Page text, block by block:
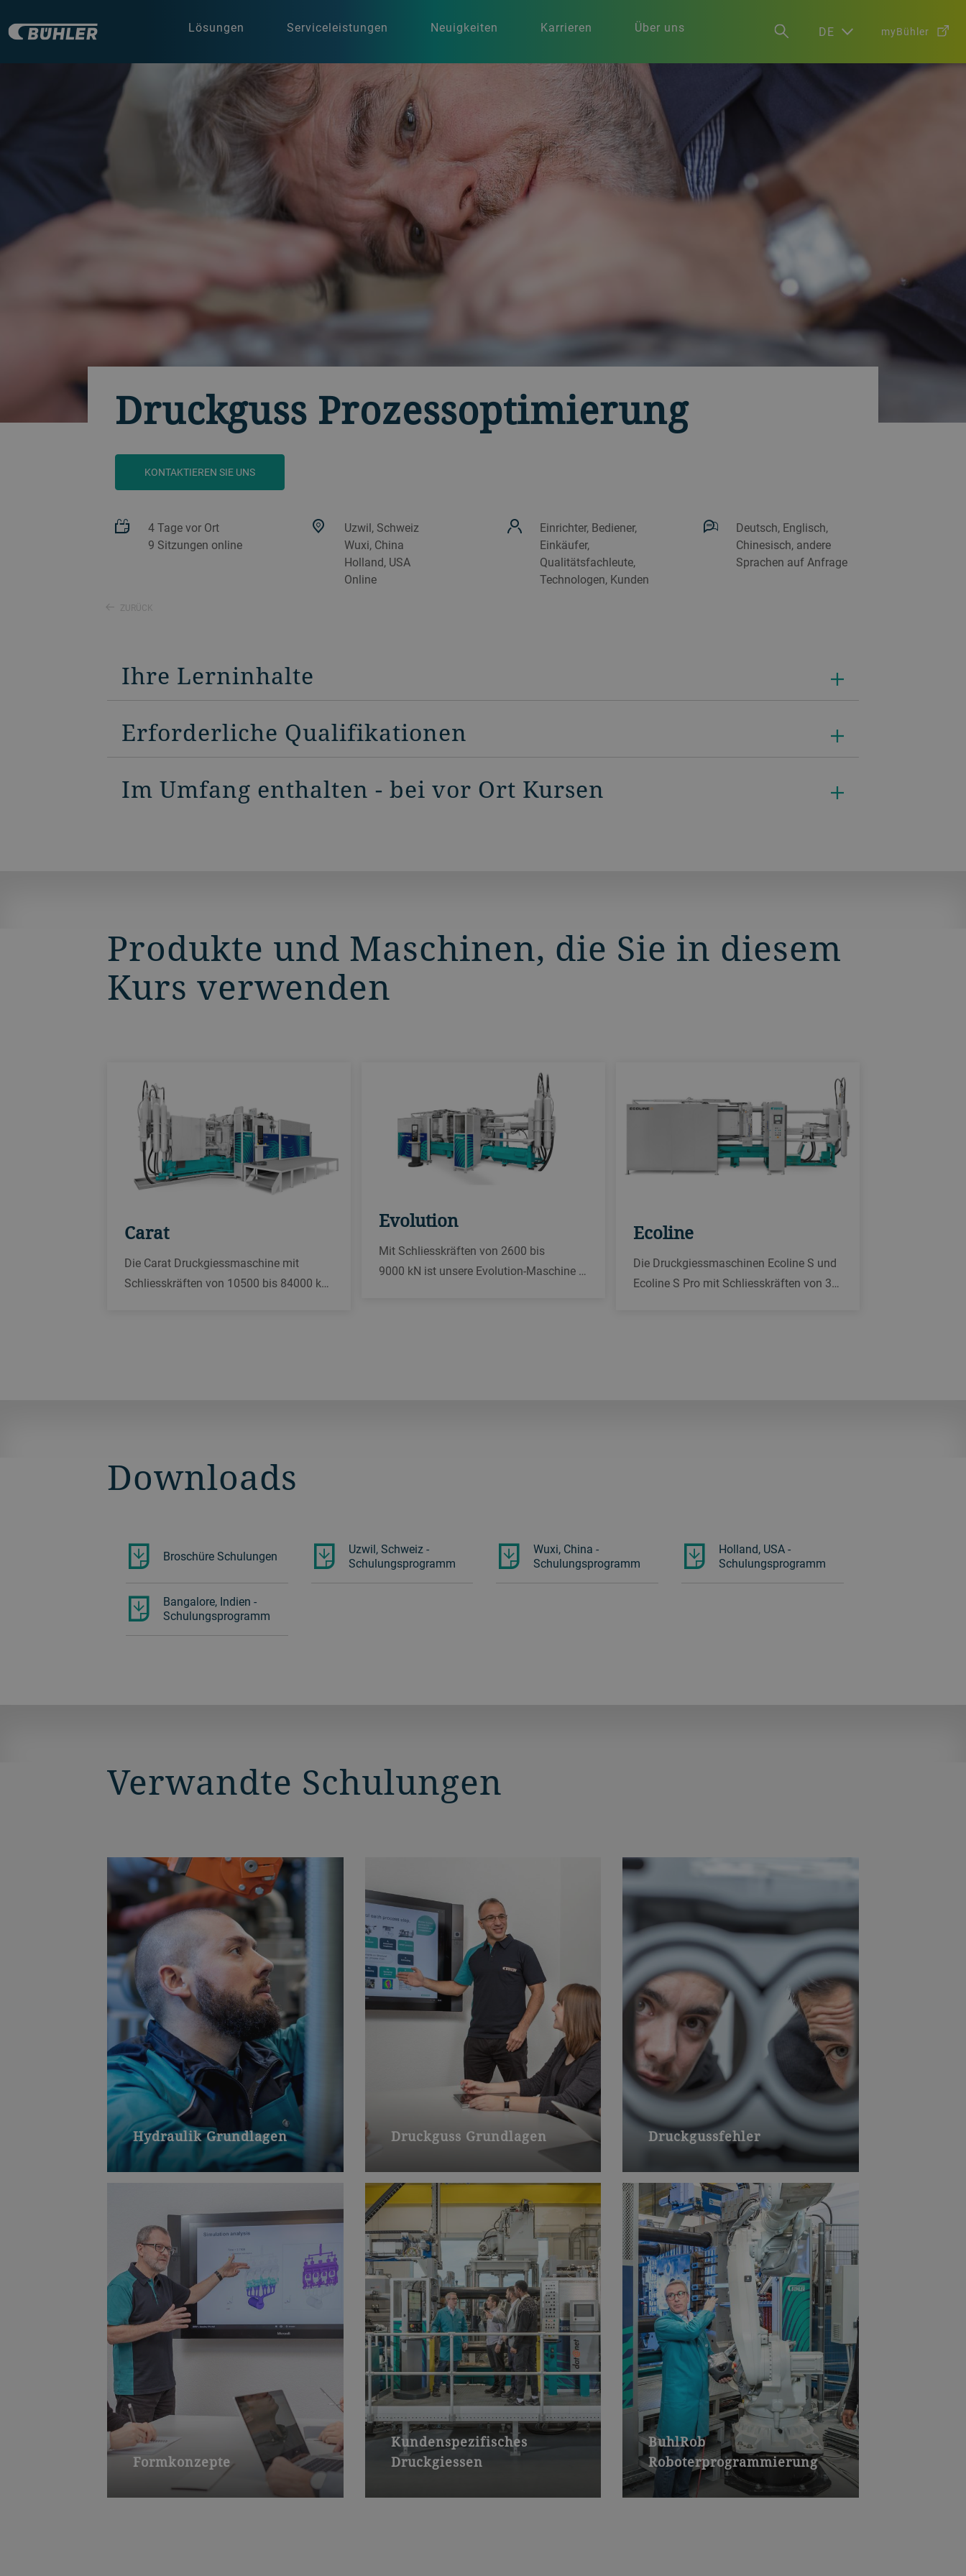
Lösungen Serviceleistungen Neuigkeiten Karrieren Über uns DE myBühler
Druckguss Prozessoptimierung
KONTAKTIEREN SIE UNS
4 Tage vor Ort
9 Sitzungen online
Uzwil, Schweiz
Wuxi, China
Holland, USA
Online
Einrichter, Bediener,
Einkäufer,
Qualitätsfachleute,
Technologen, Kunden
Deutsch, Englisch,
Chinesisch, andere
Sprachen auf Anfrage
ZURÜCK
Ihre Lerninhalte
Erforderliche Qualifikationen
Im Umfang enthalten - bei vor Ort Kursen
Produkte und Maschinen, die Sie in diesem
Kurs verwenden
Carat
Die Carat Druckgiessmaschine mit
Schliesskräften von 10500 bis 84000 k…
Evolution
Mit Schliesskräften von 2600 bis
9000 kN ist unsere Evolution-Maschine …
Ecoline
Die Druckgiessmaschinen Ecoline S und
Ecoline S Pro mit Schliesskräften von 3…
Downloads
Broschüre Schulungen
Uzwil, Schweiz -
Schulungsprogramm
Wuxi, China -
Schulungsprogramm
Holland, USA -
Schulungsprogramm
Bangalore, Indien -
Schulungsprogramm
Verwandte Schulungen
Hydraulik Grundlagen
Formkonzepte
Druckguss Grundlagen
Kundenspezifisches
Druckgiessen
Druckgussfehler
BuhlRob
Roboterprogrammierung